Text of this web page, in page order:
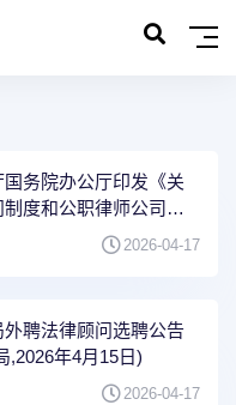
务院办公厅印发《关
度和公职律师公司律
通知(中办发〔2016〕
2026-04-17
外聘法律顾问选聘公告
,2026年4月15日)
2026-04-17